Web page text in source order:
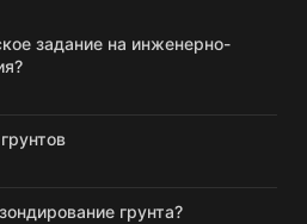
задание на инженерно-
грунта?